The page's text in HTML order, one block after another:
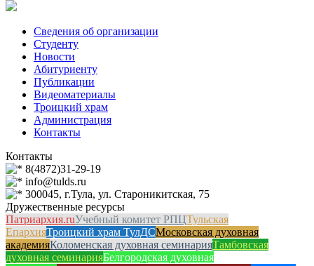
Сведения об организации
Студенту
Новости
Абитуриенту
Публикации
Видеоматериалы
Троицкий храм
Администрация
Контакты
Контакты
8(4872)31-29-19
info@tulds.ru
300045, г.Тула, ул. Староникитская, 75
Дружественные ресурсы
Патриархия.ruУчебный комитет РПЦТульская
ЕпархияТроицкий храм ТулДСМосковская духовная
академияКоломенская духовная семинарияТамбовская
духовная семинарияБелгородская духовная